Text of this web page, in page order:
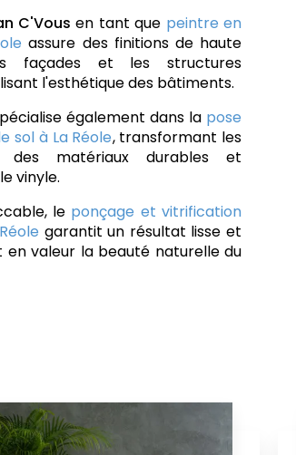
C'Vous en tant que peintre en
assure des finitions de haute
façades et les structures
l'esthétique des bâtiments.
également dans la pose
sol à La Réole, transformant les
des matériaux durables et
vinyle.
le ponçage et vitrification
garantit un résultat lisse et
valeur la beauté naturelle du